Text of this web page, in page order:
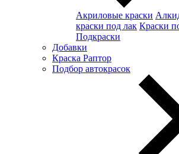
Акриловые краски
краски под лак Краски
Подкраски
Добавки
Краска Раптор
Подбор автокрасок